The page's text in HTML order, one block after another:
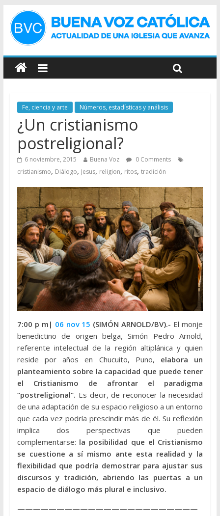
Fe, ciencia y arte Números, estadísticas y análisis
¿Un cristianismo
postreligional?
6 noviembre, 2015 Buena Voz
0 Comments
cristianismo, Diálogo, Jesus, religion, ritos, tradición
7:00 p m| 06 nov 15 (SIMÓN ARNOLD/BV).- El monje
benedictino de origen belga, Simón Pedro Arnold,
referente intelectual de la región altiplánica y quien
reside por años en Chucuito, Puno, elabora un
planteamiento sobre la capacidad que puede tener
el Cristianismo de afrontar el paradigma
“postreligional”. Es decir, de reconocer la necesidad
de una adaptación de su espacio religioso a un entorno
que cada vez podría prescindir más de él. Su reflexión
implica dos perspectivas que pueden
complementarse: la posibilidad que el Cristianismo
se cuestione a sí mismo ante esta realidad y la
flexibilidad que podría demostrar para ajustar sus
discursos y tradición, abriendo las puertas a un
espacio de diálogo más plural e inclusivo.
———————————————————————